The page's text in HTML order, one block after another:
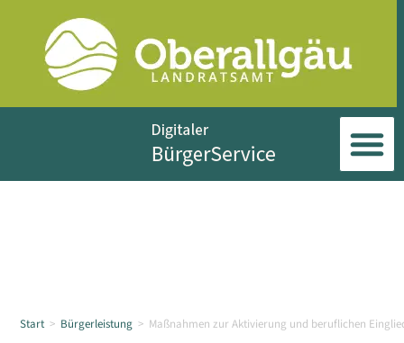
Start > Bürgerleistung > Maßnahmen zur Aktivierung und beruflichen